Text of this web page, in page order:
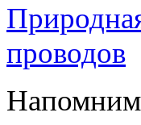
проводов